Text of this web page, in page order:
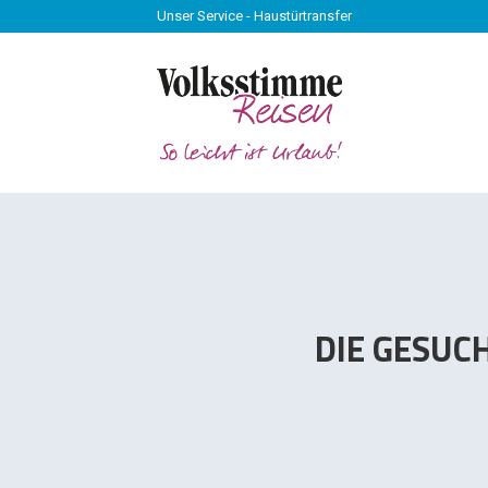
Unser Service - Haustürtransfer
Unser Service - Haustürtransfer
DIE